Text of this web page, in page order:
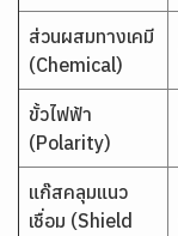
ส่วนผสมทางเคมี
(Chemical)
ขั้วไฟฟ้า
(Polarity)
แก๊สคลุมแนว
เชื่อม (Shield